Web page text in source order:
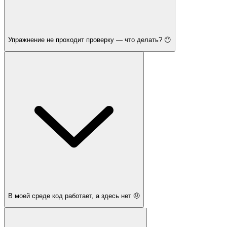
Упражнение не проходит проверку — что делать? 😶
В моей среде код работает, а здесь нет 🤨